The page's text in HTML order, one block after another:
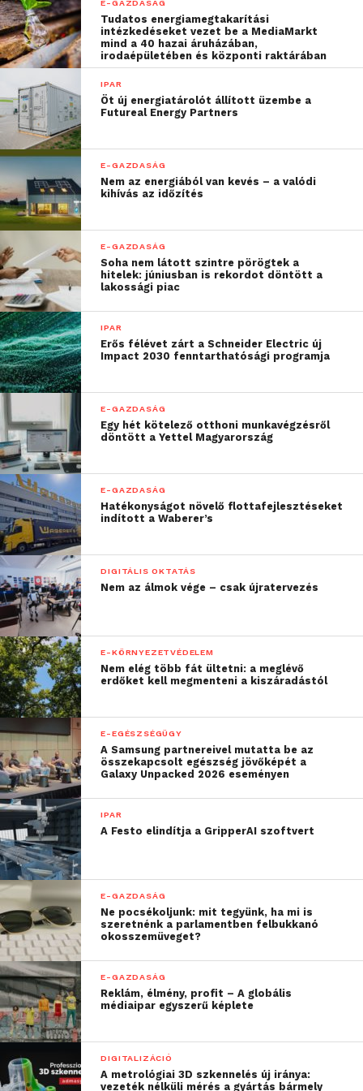
programból a vállalat is
rengeteget profitál, mivel
sokszínű tehetségekre
bukkanunk, akik az élet
legkülönbözőbb
területeiről hoznak
magukkal
tapasztalatokat, és
gyakran a munkából
kihagyott évek alatt is
értékes készségeket
sajátítottak el.”
A szakember hozzátette:
„Idén tavasszal a
járványügyi korlátozások
különleges kihívás elé
állítottak bennünket,
hiszen az első néhány hét
után távmunkára és
digitális oktatásra kellett
áthangolnunk a
programot. Mivel sok
résztvevő
gyermekvállalás után
tért vissza a munkába, az
iskolák és óvodák
bezárása is próbatétel
elé állította őket. Büszkék
vagyunk rá, hogy
munkatársaink
empatikus és segítőkész
hozzáállásukkal
bizonyították, hogy ilyen
nehéz körülmények
között is lehetséges
zökkenőmentesen
visszavezetni új
kollégáikat a munka
világába. Az online zajló
E-GAZDASÁG
Tudatos energiamegtakarítási
intézkedéseket vezet be a MediaMarkt
mind a 40 hazai áruházában,
irodaépületében és központi raktárában
IPAR
Öt új energiatárolót állított üzembe a
Futureal Energy Partners
E-GAZDASÁG
Nem az energiából van kevés – a valódi
kihívás az időzítés
E-GAZDASÁG
Soha nem látott szintre pörögtek a
hitelek: júniusban is rekordot döntött a
lakossági piac
IPAR
Erős félévet zárt a Schneider Electric új
Impact 2030 fenntarthatósági programja
E-GAZDASÁG
Egy hét kötelező otthoni munkavégzésről
döntött a Yettel Magyarország
E-GAZDASÁG
Hatékonyságot növelő flottafejlesztéseket
indított a Waberer’s
DIGITÁLIS OKTATÁS
Nem az álmok vége – csak újratervezés
E-KÖRNYEZETVÉDELEM
Nem elég több fát ültetni: a meglévő
erdőket kell megmenteni a kiszáradástól
E-EGÉSZSÉGÜGY
A Samsung partnereivel mutatta be az
összekapcsolt egészség jövőképét a
Galaxy Unpacked 2026 eseményen
IPAR
A Festo elindítja a GripperAI szoftvert
E-GAZDASÁG
Ne pocsékoljunk: mit tegyünk, ha mi is
szeretnénk a parlamentben felbukkanó
okosszemüveget?
E-GAZDASÁG
Reklám, élmény, profit – A globális
médiaipar egyszerű képlete
DIGITALIZÁCIÓ
A metrológiai 3D szkennelés új iránya:
vezeték nélküli mérés a gyártás bármely